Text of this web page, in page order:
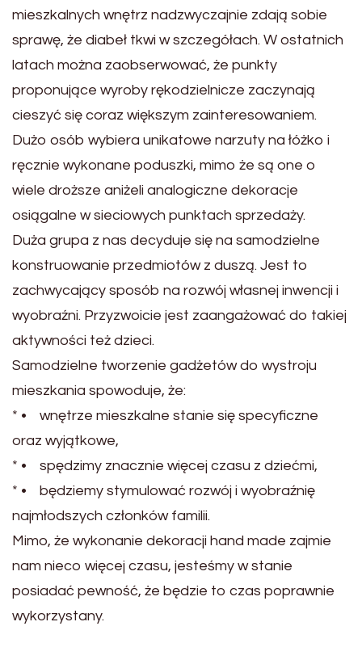
mieszkalnych wnętrz nadzwyczajnie zdają sobie
sprawę, że diabeł tkwi w szczegółach. W ostatnich
latach można zaobserwować, że punkty
proponujące wyroby rękodzielnicze zaczynają
cieszyć się coraz większym zainteresowaniem.
Dużo osób wybiera unikatowe narzuty na łóżko i
ręcznie wykonane poduszki, mimo że są one o
wiele droższe aniżeli analogiczne dekoracje
osiągalne w sieciowych punktach sprzedaży.
Duża grupa z nas decyduje się na samodzielne
konstruowanie przedmiotów z duszą. Jest to
zachwycający sposób na rozwój własnej inwencji i
wyobraźni. Przyzwoicie jest zaangażować do takiej
aktywności też dzieci.
Samodzielne tworzenie gadżetów do wystroju
mieszkania spowoduje, że:
* • wnętrze mieszkalne stanie się specyficzne
oraz wyjątkowe,
* • spędzimy znacznie więcej czasu z dziećmi,
* • będziemy stymulować rozwój i wyobraźnię
najmłodszych członków familii.
Mimo, że wykonanie dekoracji hand made zajmie
nam nieco więcej czasu, jesteśmy w stanie
posiadać pewność, że będzie to czas poprawnie
wykorzystany.